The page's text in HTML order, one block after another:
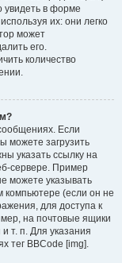
увидеть в форме
их: они легко
может
его.
количество
Если
можете загрузить
указать ссылку на
сервере. Пример
можете указывать
(если он не
для доступа к
на почтовые ящики
т. п. Для указания
тег BBCode [img].